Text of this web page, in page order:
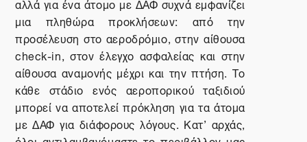
μια πληθώρα προκλήσεων: από την
προσέλευση στο αεροδρόμιο, στην αίθουσα
check-in, στον έλεγχο ασφαλείας και στην
αίθουσα αναμονής μέχρι και την πτήση. Το
κάθε στάδιο ενός αεροπορικού ταξιδιού
μπορεί να αποτελεί πρόκληση για τα άτομα
με ΔΑΦ για διάφορους λόγους. Κατ’ αρχάς,